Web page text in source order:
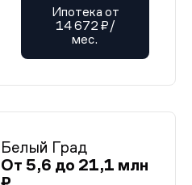
Ипотека от
14 672 ₽/
мес.
Белый Град
От 5,6 до 21,1 млн